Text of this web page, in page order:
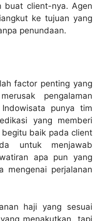
buat client-nya. Agen
ke tujuan yang
penundaan.
factor penting yang
pengalaman
punya tim
yang memberi
baik pada client
untuk menjawab
apa pun yang
mengenai perjalanan
haji yang sesuai
menakutkan, tapi